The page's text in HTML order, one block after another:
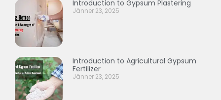
Introduction to Gypsum Plastering
Jänner 23, 2025
Introduction to Agricultural Gypsum
Fertilizer
Jänner 23, 2025